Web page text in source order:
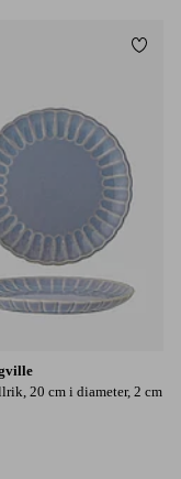
20 cm i diameter, 2 cm